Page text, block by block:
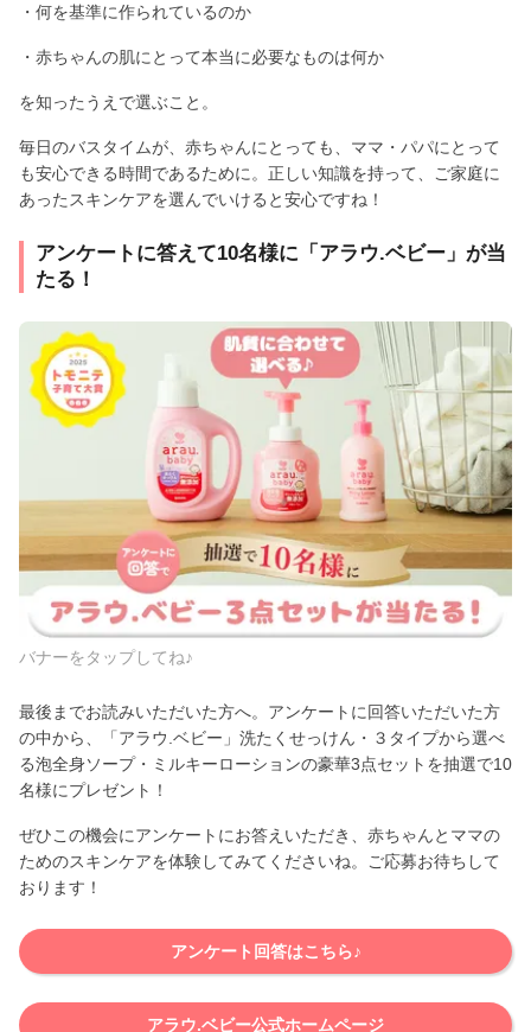
・何を基準に作られているのか
・赤ちゃんの肌にとって本当に必要なものは何か
を知ったうえで選ぶこと。
毎日のバスタイムが、赤ちゃんにとっても、ママ・パパにとって
も安心できる時間であるために。正しい知識を持って、ご家庭に
あったスキンケアを選んでいけると安心ですね！
アンケートに答えて10名様に「アラウ.ベビー」が当
たる！
バナーをタップしてね♪
最後までお読みいただいた方へ。アンケートに回答いただいた方
の中から、「アラウ.ベビー」洗たくせっけん・３タイプから選べ
る泡全身ソープ・ミルキーローションの豪華3点セットを抽選で10
名様にプレゼント！
ぜひこの機会にアンケートにお答えいただき、赤ちゃんとママの
ためのスキンケアを体験してみてくださいね。ご応募お待ちして
おります！
アンケート回答はこちら♪
アラウ.ベビー公式ホームページ